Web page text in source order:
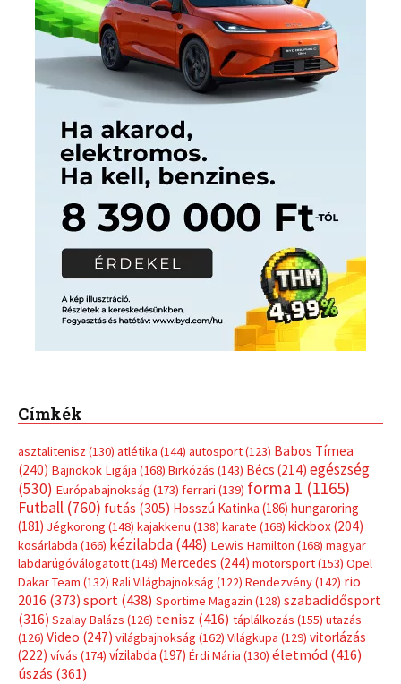
Címkék
asztalitenisz (130) atlétika (144) autosport(123) Babos Tímea
(240) Bajnokok Ligája (168) Birkózás (143) Bécs (214) egészség
(530) Európabajnokság (173) ferrari (139) forma 1 (1165)
Futball (760) futás (305) Hosszú Katinka (186) hungaroring
(181) Jégkorong (148) kajakkenu (138) karate (168) kickbox(204)
kosárlabda (166) kézilabda(448) Lewis Hamilton (168) magyar
labdarúgóválogatott(148) Mercedes (244) motorsport(153) Opel
Dakar Team (132) Rali Világbajnokság (122) Rendezvény(142) rio
2016 (373) sport(438) Sportime Magazin (128) szabadidősport
(316) Szalay Balázs (126) tenisz (416) táplálkozás (155) utazás
(126) Video (247) világbajnokság (162) Világkupa (129) vitorlázás
(222) vívás (174) vízilabda (197) Érdi Mária (130) életmód(416)
úszás (361)